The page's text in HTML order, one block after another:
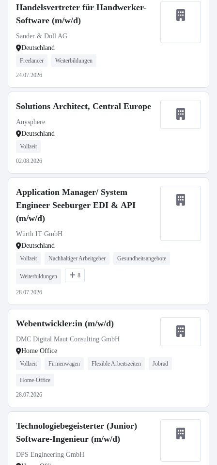
Handelsvertreter für Handwerker-
Software (m/w/d)
Sander & Doll AG
Deutschland
Freelancer Weiterbildungen
24.07.2026
Solutions Architect, Central Europe
Anysphere
Deutschland
Vollzeit
02.08.2026
Application Manager/ System
Engineer Seeburger EDI & API
(m/w/d)
Würth IT GmbH
Deutschland
Vollzeit Nachhaltiger Arbeitgeber Gesundheitsangebote
Weiterbildungen 8
28.07.2026
Webentwickler:in (m/w/d)
DMC Digital Maut Consulting GmbH
Home Office
Vollzeit Firmenwagen Flexible Arbeitszeiten Jobrad
Home-Office
28.07.2026
Technologiebegeisterter (Junior)
Software-Ingenieur (m/w/d)
DPS Engineering GmbH